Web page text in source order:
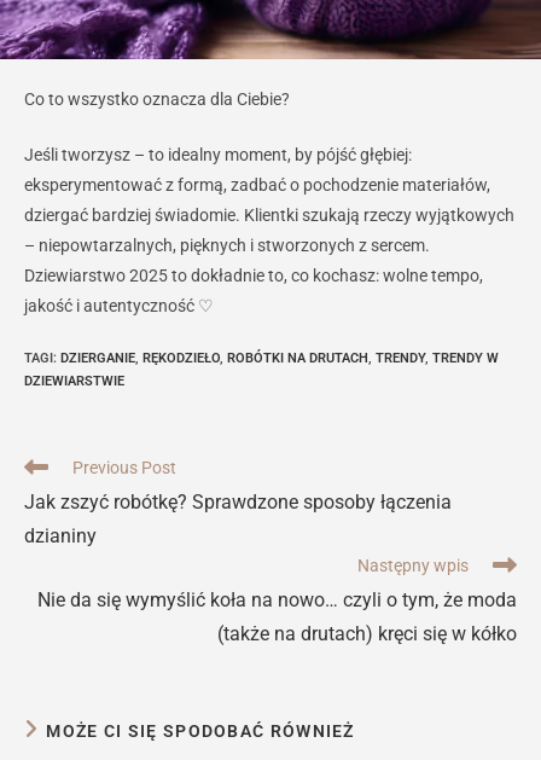
Co to wszystko oznacza dla Ciebie?
Jeśli tworzysz – to idealny moment, by pójść głębiej:
eksperymentować z formą, zadbać o pochodzenie materiałów,
dziergać bardziej świadomie. Klientki szukają rzeczy wyjątkowych
– niepowtarzalnych, pięknych i stworzonych z sercem.
Dziewiarstwo 2025 to dokładnie to, co kochasz: wolne tempo,
jakość i autentyczność ♡
TAGI: DZIERGANIE, RĘKODZIEŁO, ROBÓTKI NA DRUTACH, TRENDY, TRENDY W
DZIEWIARSTWIE
Read
articles
Previous Post
Jak zszyć robótkę? Sprawdzone sposoby łączenia
dzianiny
Następny wpis
Nie da się wymyślić koła na nowo… czyli o tym, że moda
(także na drutach) kręci się w kółko
MOŻE CI SIĘ SPODOBAĆ RÓWNIEŻ